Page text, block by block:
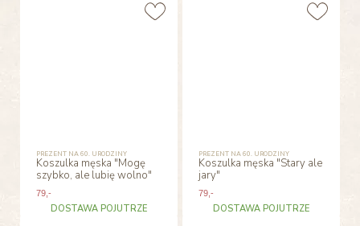
PREZENT NA 60. URODZINY
Koszulka męska "Mogę
szybko, ale lubię wolno"
79,-
DOSTAWA POJUTRZE
PREZENT NA 60. URODZINY
Koszulka męska "Stary ale
jary"
79 ,-
DOSTAWA POJUTRZE